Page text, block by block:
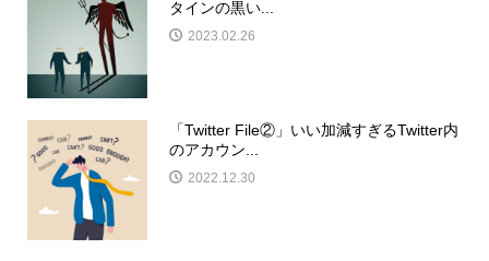
タインの黒い...
2023.02.26
「Twitter File②」いい加減すぎるTwitter内
のアカウン...
2022.12.30